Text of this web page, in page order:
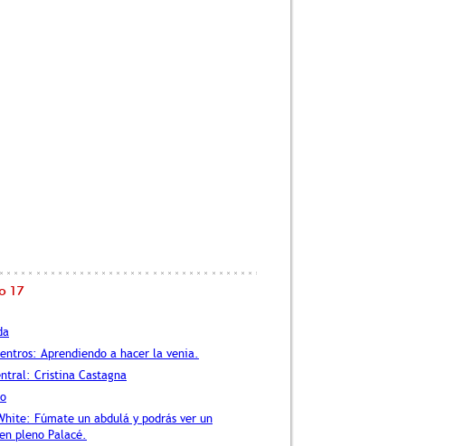
17
Aprendiendo a hacer la venia.
Cristina Castagna
Fúmate un abdulá y podrás ver un
pleno Palacé.